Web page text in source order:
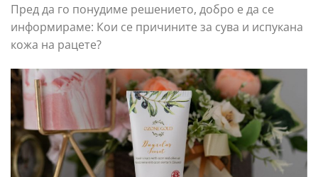
Пред да го понудиме решението, добро е да се
информираме: Кои се причините за сува и испукана
кожа на рацете?